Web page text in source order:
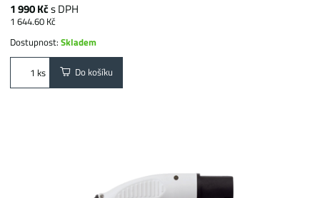
1 990 Kčs DPH
1 644.60 Kč
Dostupnost:Skladem
ks Do košíku